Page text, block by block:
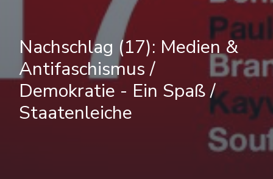
Nachschlag (17): Medien &
Antifaschismus /
Demokratie - Ein Spaß /
Staatenleiche